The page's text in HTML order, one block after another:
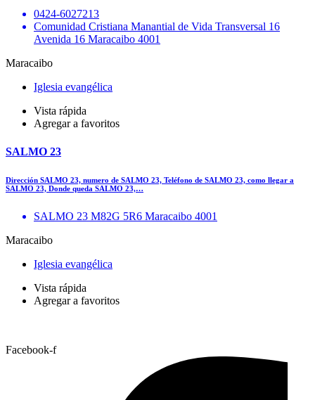
0424-6027213
Comunidad Cristiana Manantial de Vida Transversal 16
Avenida 16 Maracaibo 4001
Maracaibo
Iglesia evangélica
Vista rápida
Agregar a favoritos
SALMO 23
Dirección SALMO 23, numero de SALMO 23, Teléfono de SALMO 23, como llegar a
SALMO 23, Donde queda SALMO 23,…
SALMO 23 M82G 5R6 Maracaibo 4001
Maracaibo
Iglesia evangélica
Vista rápida
Agregar a favoritos
Facebook-f